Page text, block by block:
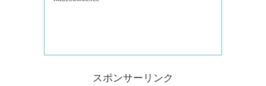
スポンサーリンク